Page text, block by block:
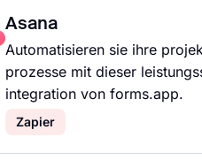
Asana
Automatisieren sie ihre
prozesse mit dieser
integration von forms.app.
Zapier